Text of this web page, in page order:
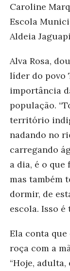
Caroline
Escola
Aldeia
Alva Rosa,
líder do povo
importância
população.
território
nadando no
carregando
a dia, é o que
mas também
dormir, de
escola. Isso é
Ela conta
roça com a
“Hoje,